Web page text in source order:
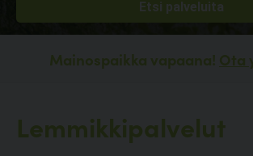
Mainospaikka vapaana! Ota
Lemmikkipalvelut